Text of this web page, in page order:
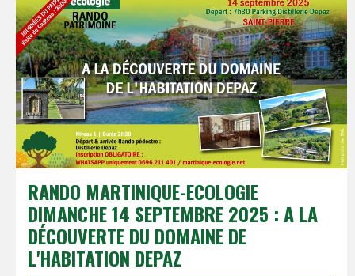
RANDO MARTINIQUE-ECOLOGIE
DIMANCHE 14 SEPTEMBRE 2025 : A LA
DÉCOUVERTE DU DOMAINE DE
L'HABITATION DEPAZ